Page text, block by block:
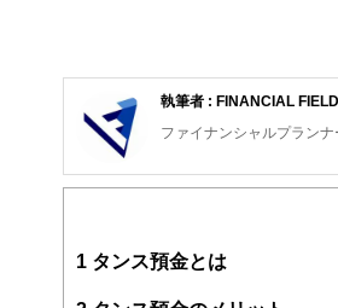
執筆者 : FINANCIAL
ファイナンシャルプランナ
FinancialField編集部は、
案から記事掲載まですべて
FinancialFieldの特徴は、
1 タンス預金とは